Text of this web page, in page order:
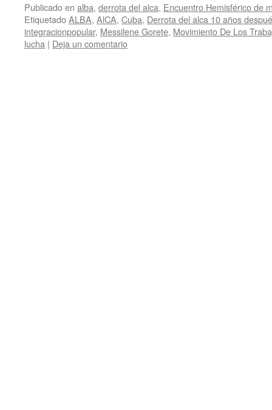
Publicado en alba, derrota del alca, Encuentro Hemisférico de
EtiquetadoALBA, AlCA, Cuba, Derrota del alca 10 años
integracionpopular, Messilene Gorete, Movimiento De Los
lucha | Deja un comentario